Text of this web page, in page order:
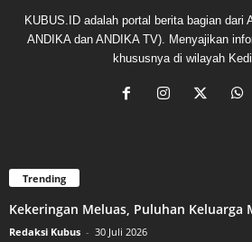
KUBUS.ID adalah portal berita bagian dari
ANDIKA dan ANDIKA TV). Menyajikan
khususnya di wilayah
Trending
Kekeringan Meluas, Puluhan Keluarga
Redaksi Kubus - 30 Juli 2026